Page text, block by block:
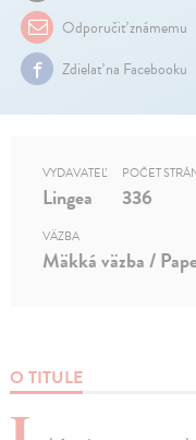
Odporučiť známemu
Zdielať na Facebooku
O TITULE
VYDAVATEĽ
Lingea
POČET
336
VÄZBA
Mäkká väzba /